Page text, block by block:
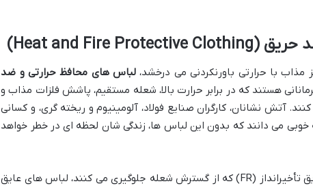
حریق (Heat and Fire Protective Clothing)
با حرارتی باورنکردنی می درخشد، لباس های محافظ حرارتی و ضد
هستند که در برابر حرارت بالا، شعله مستقیم، پاشش فلزات مذاب و
آتش نشانان، کارگران صنایع فولاد، آلومینیوم و ریخته گری، و کسانی
خوبی می دانند که بدون این لباس ها، زندگی شان لحظه ای در خطر خواهد
انواع این لباس ها شامل لباس های ضد حریق تأخیرانداز (FR) که از گسترش شعله جلوگیری می کنند، لباس های عایق